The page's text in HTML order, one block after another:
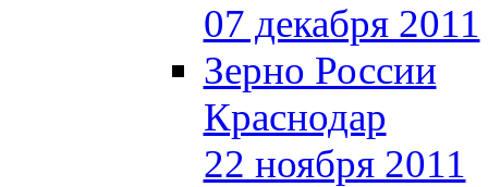
07 декабря 2011
Зерно России
Краснодар
22 ноября 2011